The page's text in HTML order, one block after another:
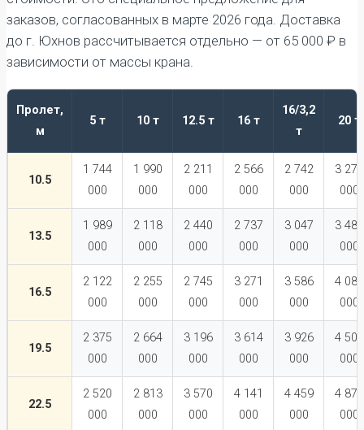
заказов, согласованных в марте 2026 года. Доставка
до г. Юхнов рассчитывается отдельно — от 65 000 ₽ в
зависимости от массы крана.
Пролет,
м
5 т 10 т 12.5 т 16 т
16/3,2
т
20 т
10.5
1 744
000
1 990
000
2 211
000
2 566
000
2 742
000
3 274
000
13.5
1 989
000
2 118
000
2 440
000
2 737
000
3 047
000
3 487
000
16.5
2 122
000
2 255
000
2 745
000
3 271
000
3 586
000
4 087
000
19.5
2 375
000
2 664
000
3 196
000
3 614
000
3 926
000
4 506
000
22.5
2 520
000
2 813
000
3 570
000
4 141
000
4 459
000
4 879
000